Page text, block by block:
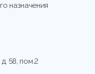
назначения
58, пом.2